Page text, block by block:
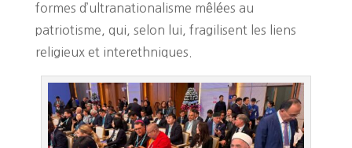
formes d’ultranationalisme mêlées au
patriotisme, qui, selon lui, fragilisent les liens
religieux et interethniques.